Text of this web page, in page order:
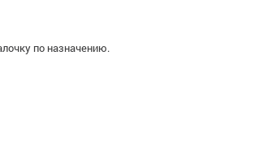
по назначению.